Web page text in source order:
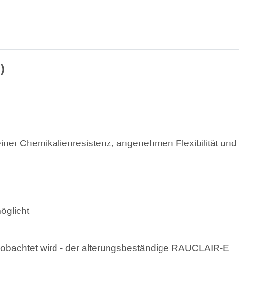
Chemikalienresistenz, angenehmen Flexibilität und
wird - der alterungsbeständige RAUCLAIR-E